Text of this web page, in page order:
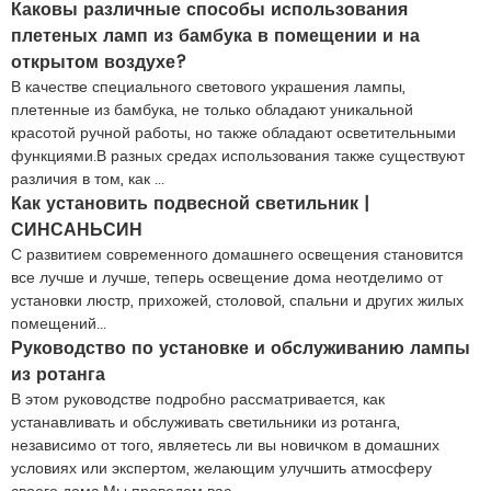
Каковы различные способы использования
плетеных ламп из бамбука в помещении и на
открытом воздухе?
В качестве специального светового украшения лампы,
плетенные из бамбука, не только обладают уникальной
красотой ручной работы, но также обладают осветительными
функциями.В разных средах использования также существуют
различия в том, как ...
Как установить подвесной светильник |
СИНСАНЬСИН
С развитием современного домашнего освещения становится
все лучше и лучше, теперь освещение дома неотделимо от
установки люстр, прихожей, столовой, спальни и других жилых
помещений...
Руководство по установке и обслуживанию лампы
из ротанга
В этом руководстве подробно рассматривается, как
устанавливать и обслуживать светильники из ротанга,
независимо от того, являетесь ли вы новичком в домашних
условиях или экспертом, желающим улучшить атмосферу